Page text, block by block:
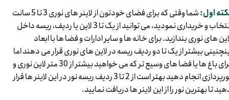
اول:
شما وقتی که برای فضای خودتون از لاینر های نوری 3 تا 5 سانت
انتخاب و خریداری نمودید، می توانید از یک تا 3 لاین یا ردیف، ریسه داخل
های نوری بندازید. برای خانه ها و سایر ادارات و فضا ها با ابعاد
بیشتر از یک تا دو ردیف ریسه در لاین های نوری قرار می دهند اما
برای باغ ها یا فضا های وسیع تر که می خواهید بیشتر از 30 متر لاین نوری و
نورپردازی انجام دهید بهتر است از 2 تا 3 ردیف ریسه نور در این لاینر ها قرار
تا بهترین نور را از این لاینر ها دریافت نمایید.